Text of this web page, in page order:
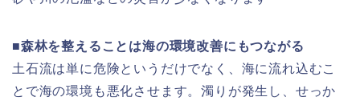
■森林を整えることは海の環境改善にもつながる
土石流は単に危険というだけでなく、海に流れ込むこ
とで海の環境も悪化させます。濁りが発生し、せっか